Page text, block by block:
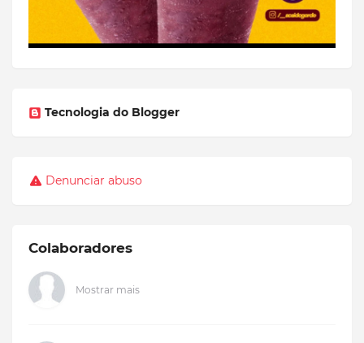
Tecnologia do Blogger
Denunciar abuso
Colaboradores
Mostrar mais